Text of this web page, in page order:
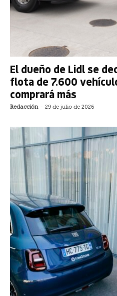
El dueño de Lidl se
flota de 7.600
comprará más
Redacción - 29 de julio de 2026